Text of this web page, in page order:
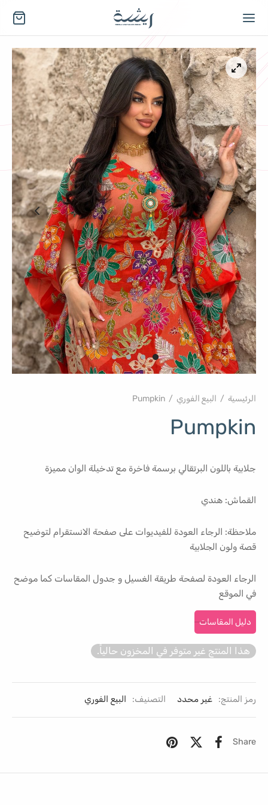
الرئيسية / البيع الفوري /
Pumpkin
جلابية باللون البرتقالي برسمة فاخرة مع تدخيلة الوان مميزة
القماش: هندي
ملاحظة: الرجاء العودة للفيديوات على صفحة الانستقرام لتوضيح
قصة ولون الجلابية
الرجاء العودة لصفحة طريقة الغسيل و جدول المقاسات كما موضح
في الموقع
دليل المقاسات
هذا المنتج غير متوفر في المخزون حالياً.
رمز المنتج: غير محدد التصنيف: البيع الفوري
Share